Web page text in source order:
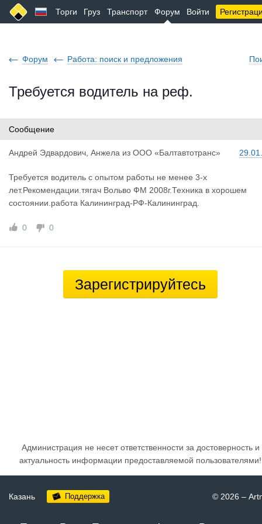
Торги Груз Транспорт Форум Войти
Форум Работа: поиск и предложения
Требуется водитель на реф.
Сообщение
Андрей Эдвардович, Анжела из ООО «Балтавтотранс»
Требуется водитель с опытом работы не менее 3-х
лет.Рекомендации.тягач Вольво ФМ 2008г.Техника в хорошем
состоянии.работа Калининград-РФ-Калининград.
0 0
Зарегистрируйтесь
Администрация не несет ответственности за достоверность и
актуальность информации предоставляемой пользователями!
Казань Поддержка © 2026 –